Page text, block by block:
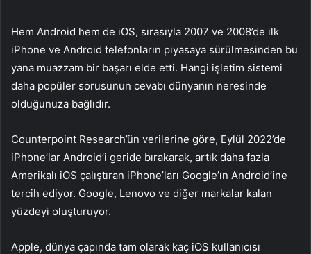
Hem Android hem de iOS, sırasıyla 2007 ve 2008’de ilk
iPhone ve Android telefonların piyasaya sürülmesinden bu
yana muazzam bir başarı elde etti. Hangi işletim sistemi
daha popüler sorusunun cevabı dünyanın neresinde
olduğunuza bağlıdır.
Counterpoint Research’ün verilerine göre, Eylül 2022’de
iPhone’lar Android’i geride bırakarak, artık daha fazla
Amerikalı iOS çalıştıran iPhone’ları Google’ın Android’ine
tercih ediyor. Google, Lenovo ve diğer markalar kalan
yüzdeyi oluşturuyor.
Apple, dünya çapında tam olarak kaç iOS kullanıcısı